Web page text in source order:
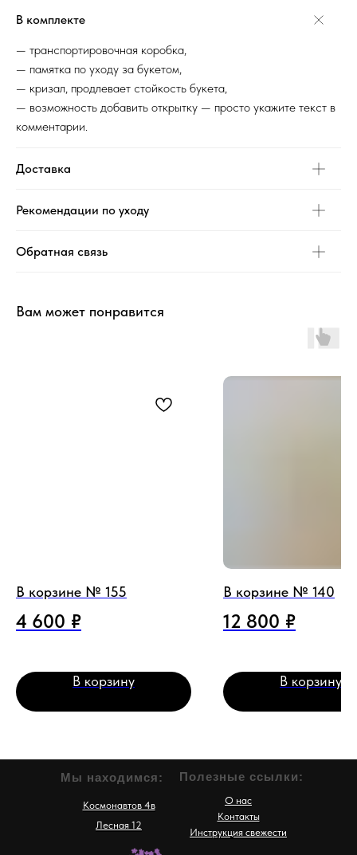
В комплекте
— транспортировочная коробка,
— памятка по уходу за букетом,
— кризал, продлевает стойкость букета,
— возможность добавить открытку — просто укажите текст в
комментарии.
Доставка
Рекомендации по уходу
Обратная связь
Вам может понравится
В корзине № 155
4 600 ₽
В корзину
В корзине № 140
12 800 ₽
В корзину
Полезные ссылки:
Инструкция свежести
Контакты
О нас
Лесная 12
Мы находимся:
Космонавтов 4в